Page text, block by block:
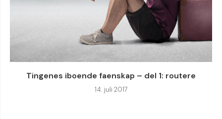
Tingenes iboende faenskap – del 1: routere
14. juli 2017